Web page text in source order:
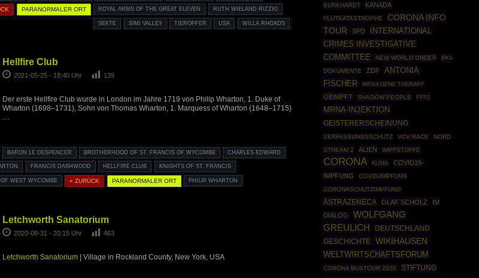
PARANORMALER ORT ROYAL ARMS OF THE GREAT ELEVEN RUTH WIELAND RIZZIO
SEKTE SIMI VALLEY TIEROPFER USA WILLA RHOADS
Hellfire Club
2021-05-25 - 18:40 Uhr 139
Der erste Hellfire Club wurde in London im Jahre 1719 von Philip Wharton, 1. Duke of
Wharton (1698–1731), Sohn von Thomas Wharton, 1. Marquess of Wharton (1648–1715)
…
BARON LE DESPENCER BROTHERHOOD OF ST. FRANCIS OF WYCOMBE CHARLES EDWARD
FRANCIS DASHWOOD HELLFIRE CLUB KNIGHTS OF ST. FRANCIS
WEST WYCOMBE « ZURÜCK PARANORMALER ORT PHILIP WHARTON
Letchworth Sanatorium
2020-08-31 - 20:15 Uhr 463
Letchworth Sanatorium| Village in Rockland County, New York, USA
BURKHARDT
KANADA
FLUTKATASTROPHE
CORONA INFO
TOUR
SPD
INTERNATIONAL
CRIMES INVESTIGATIVE
COMMITTEE
NEW WORLD ORDER
RKI-
DOKUMENTE
ZDF
ANTONIA
FISCHER
MRNA GENE THERAPY
GEIMPFT SHADOW PEOPLE FFP2
MRNA-INJEKTION
GEISTERERSCHEINUNG
VERFASSUNGSSCHUTZ VCV RACK
NORD
STREAM 2
ALIEN IMPFSTOFFE
CORONA KLIMA
COVID19-
IMPFUNG
COVID-IMPFUNG
CORONASCHUTZIMPFUNG
ASTRAZENECA OLAF SCHOLZ
IM
DIALOG
WOLFGANG
GREULICH
DEUTSCHLAND
GESCHICHTE
WIKIHAUSEN
WELTWIRTSCHAFTSFORUM
CORONA BUSTOUR 2020
STIFTUNG